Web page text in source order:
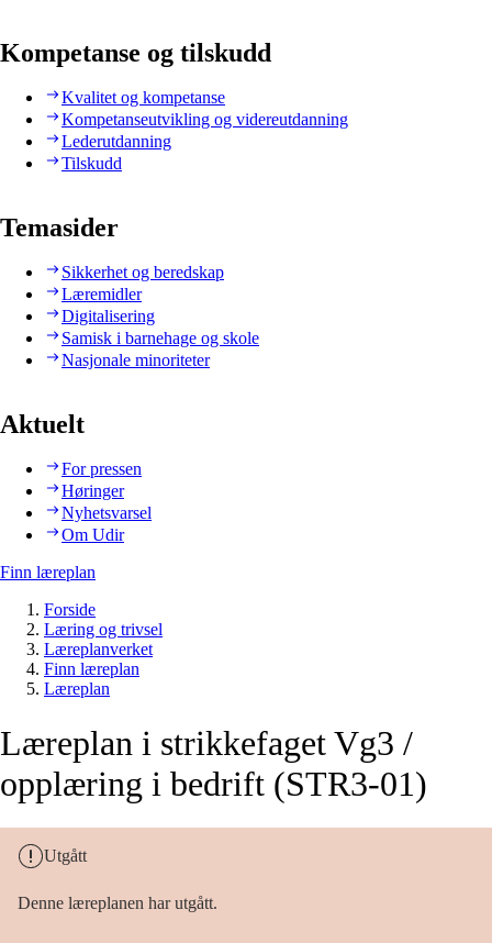
Kompetanse og tilskudd
Kvalitet og kompetanse
Kompetanseutvikling og videreutdanning
Lederutdanning
Tilskudd
Temasider
Sikkerhet og beredskap
Læremidler
Digitalisering
Samisk i barnehage og skole
Nasjonale minoriteter
Aktuelt
For pressen
Høringer
Nyhetsvarsel
Om Udir
Finn læreplan
Forside
Læring og trivsel
Læreplanverket
Finn læreplan
Læreplan
Læreplan i strikkefaget Vg3 /
opplæring i bedrift (STR3-01)
Utgått
Denne læreplanen har utgått.